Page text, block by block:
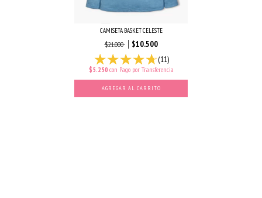
CAMISETA BASKET CELESTE
$21.000
$10.500
(11)
$5.250 con Pago por Transferencia
AGREGAR AL CARRITO